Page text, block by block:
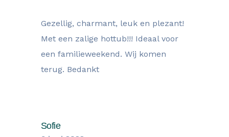
Gezellig, charmant, leuk en plezant!
Met een zalige hottub!!! Ideaal voor
een familieweekend. Wij komen
terug. Bedankt
Sofie